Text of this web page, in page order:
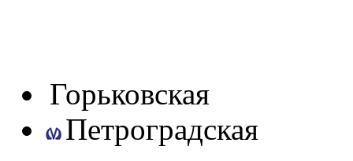
Горьковская
Петроградская